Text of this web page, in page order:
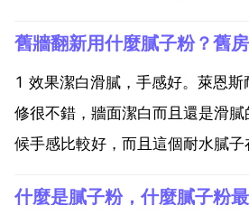
1 效果潔白滑膩，手感好。萊恩
修很不錯，牆面潔白而且還是滑
候手感比較好，而且這個耐水膩子
和細膩，做完了收光處理後的這個
什麼是膩子粉，什麼膩子粉